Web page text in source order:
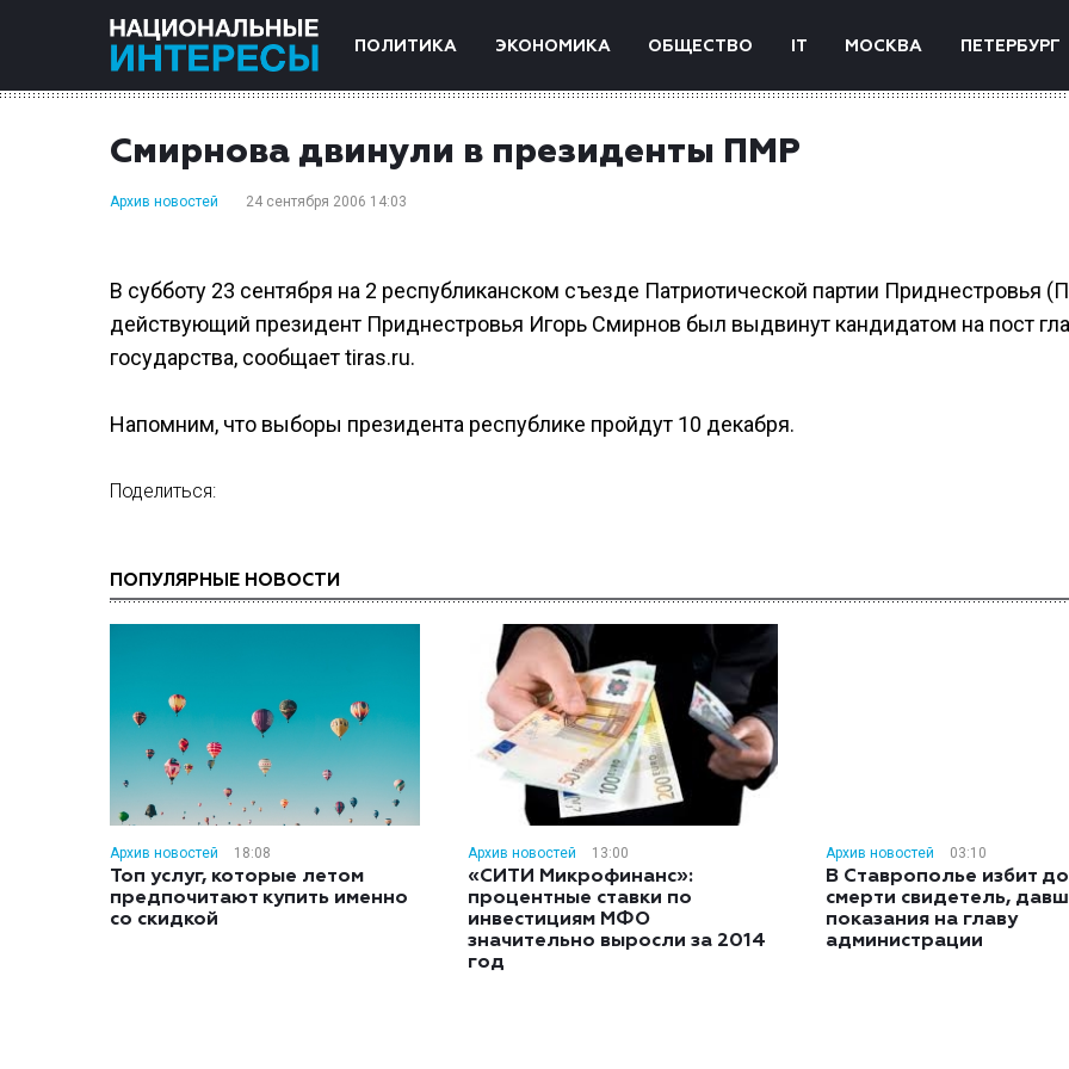
ПОЛИТИКА ЭКОНОМИКА ОБЩЕСТВО IT МОСКВА ПЕТЕРБУРГ
Смирнова двинули в президенты ПМР
Архив новостей 24 сентября 2006 14:03
В субботу 23 сентября на 2 республиканском съезде Патриотической партии Приднестровья
действующий президент Приднестровья Игорь Смирнов был выдвинут кандидатом на пост
государства, сообщает tiras.ru.
Напомним, что выборы президента республике пройдут 10 декабря.
Поделиться:
ПОПУЛЯРНЫЕ НОВОСТИ
Архив новостей 18:08
Топ услуг, которые летом
предпочитают купить именно
со скидкой
Архив новостей 13:00
«СИТИ Микрофинанс»:
процентные ставки по
инвестициям МФО
значительно выросли за 2014
год
Архив новостей 03:10
В Ставрополье избит до
смерти свидетель,
показания на главу
администрации